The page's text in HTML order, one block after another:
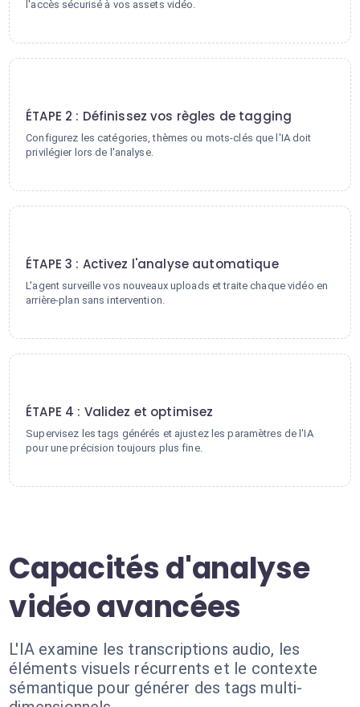
l'accès sécurisé à vos assets vidéo.
ÉTAPE 2 : Définissez vos règles de tagging
Configurez les catégories, thèmes ou mots-clés que l'IA doit
privilégier lors de l'analyse.
ÉTAPE 3 : Activez l'analyse automatique
L'agent surveille vos nouveaux uploads et traite chaque vidéo en
arrière-plan sans intervention.
ÉTAPE 4 : Validez et optimisez
Supervisez les tags générés et ajustez les paramètres de l'IA
pour une précision toujours plus fine.
Capacités d'analyse
vidéo avancées
L'IA examine les transcriptions audio, les
éléments visuels récurrents et le contexte
sémantique pour générer des tags multi-